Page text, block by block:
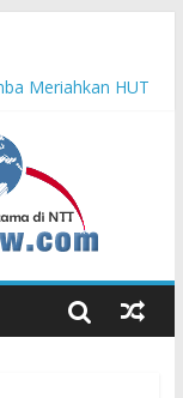
Bangun
Meriahkan HUT
Pertahanan Udara
Masuk Desa, PLN
Jawa Timur